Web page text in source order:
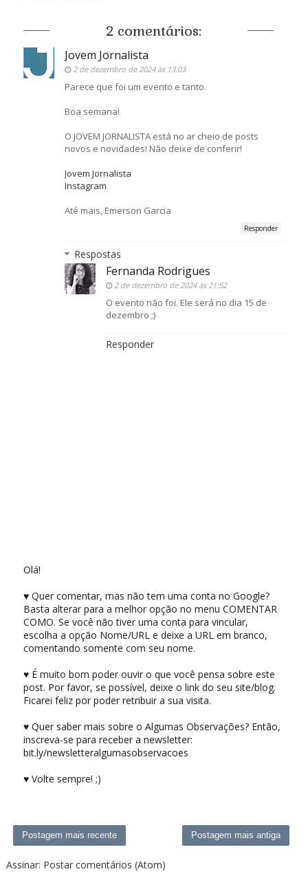
2 comentários:
Jovem Jornalista
2 de dezembro de 2024 às 13:03
Parece que foi um evento e tanto.
Boa semana!
O JOVEM JORNALISTA está no ar cheio de posts
novos e novidades! Não deixe de conferir!
Jovem Jornalista
Instagram
Até mais, Emerson Garcia
Responder
Respostas
Fernanda Rodrigues
2 de dezembro de 2024 às 21:52
O evento não foi. Ele será no dia 15 de
dezembro ;)
Responder
Olá!
♥ Quer comentar, mas não tem uma conta no Google?
Basta alterar para a melhor opção no menu COMENTAR
COMO. Se você não tiver uma conta para vincular,
escolha a opção Nome/URL e deixe a URL em branco,
comentando somente com seu nome.
♥ É muito bom poder ouvir o que você pensa sobre este
post. Por favor, se possível, deixe o link do seu site/blog.
Ficarei feliz por poder retribuir a sua visita.
♥ Quer saber mais sobre o Algumas Observações? Então,
inscreva-se para receber a newsletter:
bit.ly/newsletteralgumasobservacoes
♥ Volte sempre! ;)
Postagem mais recente Postagem mais antiga
Assinar: Postar comentários (Atom)